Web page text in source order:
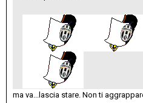
ma va...lascia stare. Non ti